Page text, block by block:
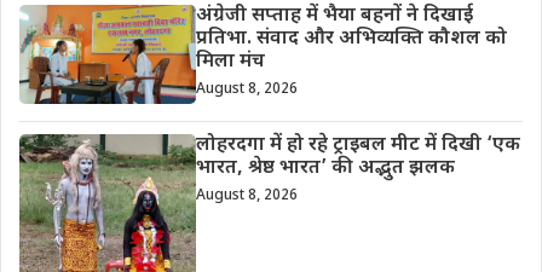
अंग्रेजी सप्ताह में भैया बहनों ने दिखाई
प्रतिभा. संवाद और अभिव्यक्ति कौशल को
मिला मंच
August 8, 2026
लोहरदगा में हो रहे ट्राइबल मीट में दिखी ‘एक
भारत, श्रेष्ठ भारत’ की अद्भुत झलक
August 8, 2026